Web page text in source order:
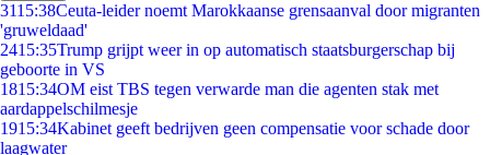
3115:38Ceuta-leider noemt Marokkaanse grensaanval door migranten
'gruweldaad'
2415:35Trump grijpt weer in op automatisch staatsburgerschap bij
geboorte in VS
1815:34OM eist TBS tegen verwarde man die agenten stak met
aardappelschilmesje
1915:34Kabinet geeft bedrijven geen compensatie voor schade door
laagwater